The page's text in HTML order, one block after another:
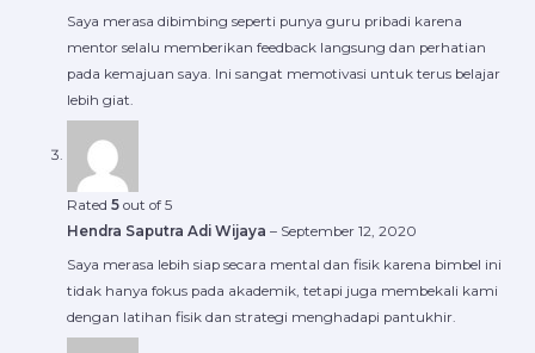
Saya merasa dibimbing seperti punya guru pribadi karena
mentor selalu memberikan feedback langsung dan perhatian
pada kemajuan saya. Ini sangat memotivasi untuk terus belajar
lebih giat.
Rated 5out of 5
Hendra Saputra Adi Wijaya – September 12, 2020
Saya merasa lebih siap secara mental dan fisik karena bimbel ini
tidak hanya fokus pada akademik, tetapi juga membekali kami
dengan latihan fisik dan strategi menghadapi pantukhir.